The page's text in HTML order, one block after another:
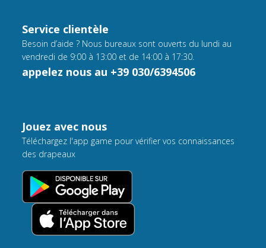
Service clientèle
Besoin d’aide ? Nous bureaux sont ouverts du lundi au
vendredi de 9:00 à 13:00 et de 14:00 à 17:30.
appelez nous au +39 030/6394506
Jouez avec nous
Téléchargez l'app game pour vérifier vos connaissances
des drapeaux